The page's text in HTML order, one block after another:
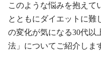
このような悩みを抱えて
とともにダイエットに難
の変化が気になる30代以
法」についてご紹介しま